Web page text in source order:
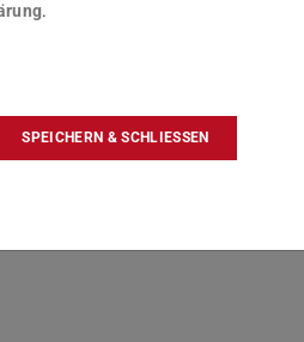
Nachhaltigkeit in der Lehre
.
SPEICHERN & SCHLIESSEN